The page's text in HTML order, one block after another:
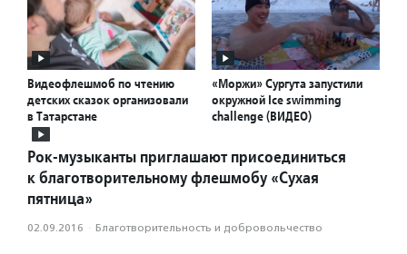
Видеофлешмоб по чтению
детских сказок организовали
в Татарстане
«Моржи» Сургута запустили
окружной Ice swimming
challenge (ВИДЕО)
Рок-музыканты приглашают присоединиться
к благотворительному флешмобу «Сухая
пятница»
02.09.2016 · Благотвори­тель­ность и доброволь­чест­во